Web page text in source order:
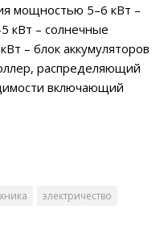
мощностью 5–6 кВт –
кВт – солнечные
– блок аккумуляторов
распределяющий
включающий
электричество